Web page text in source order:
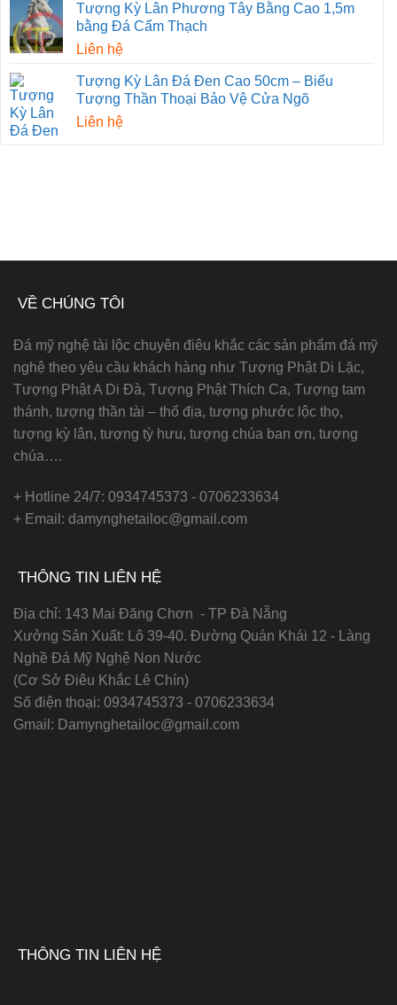
Tượng Kỳ Lân Phương Tây Bằng Cao 1,5m
bằng Đá Cẩm Thạch
Liên hệ
Tượng Kỳ Lân Đá Đen Cao 50cm – Biểu
Tượng Thần Thoại Bảo Vệ Cửa Ngõ
Liên hệ
VỀ CHÚNG TÔI
Đá mỹ nghệ tài lộc chuyên điêu khắc các sản phẩm đá mỹ
nghệ theo yêu cầu khách hàng như Tượng Phật Di Lặc,
Tượng Phật A Di Đà, Tượng Phật Thích Ca, Tượng tam
thánh, tượng thần tài – thổ địa, tượng phước lộc thọ,
tượng kỳ lân, tượng tỳ hưu, tượng chúa ban ơn, tượng
chúa….
+ Hotline 24/7: 0934745373 - 0706233634
+ Email: damynghetailoc@gmail.com
THÔNG TIN LIÊN HỆ
Địa chỉ: 143 Mai Đăng Chơn - TP Đà Nẵng
Xưởng Sản Xuất: Lô 39-40. Đường Quán Khái 12 - Làng
Nghề Đá Mỹ Nghệ Non Nước
(Cơ Sở Điêu Khắc Lê Chín)
Số điện thoại: 0934745373 - 0706233634
Gmail: Damynghetailoc@gmail.com
THÔNG TIN LIÊN HỆ